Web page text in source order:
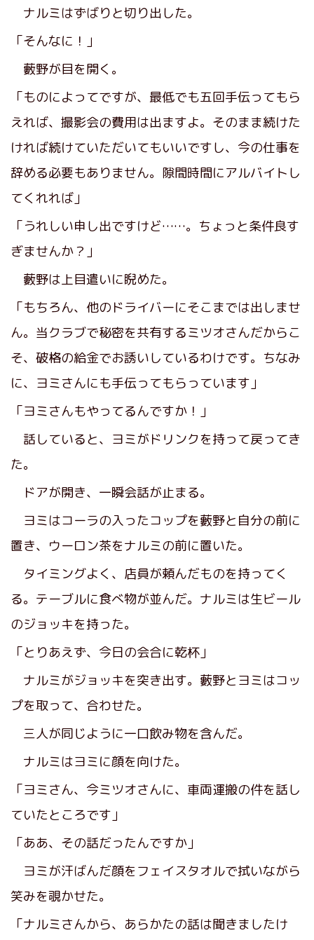
ナルミはずばりと切り出した。
「そんなに！」
藪野が目を開く。
「ものによってですが、最低でも五回手伝ってもら
えれば、撮影会の費用は出ますよ。そのまま続けた
ければ続けていただいてもいいですし、今の仕事を
辞める必要もありません。隙間時間にアルバイトし
てくれれば」
「うれしい申し出ですけど……。ちょっと条件良す
ぎませんか？」
藪野は上目遣いに睨めた。
「もちろん、他のドライバーにそこまでは出しませ
ん。当クラブで秘密を共有するミツオさんだからこ
そ、破格の給金でお誘いしているわけです。ちなみ
に、ヨミさんにも手伝ってもらっています」
「ヨミさんもやってるんですか！」
話していると、ヨミがドリンクを持って戻ってき
た。
ドアが開き、一瞬会話が止まる。
ヨミはコーラの入ったコップを藪野と自分の前に
置き、ウーロン茶をナルミの前に置いた。
タイミングよく、店員が頼んだものを持ってく
る。テーブルに食べ物が並んだ。ナルミは生ビール
のジョッキを持った。
「とりあえず、今日の会合に乾杯」
ナルミがジョッキを突き出す。藪野とヨミはコッ
プを取って、合わせた。
三人が同じように一口飲み物を含んだ。
ナルミはヨミに顔を向けた。
「ヨミさん、今ミツオさんに、車両運搬の件を話し
ていたところです」
「ああ、その話だったんですか」
ヨミが汗ばんだ顔をフェイスタオルで拭いながら
笑みを覗かせた。
「ナルミさんから、あらかたの話は聞きましたけ